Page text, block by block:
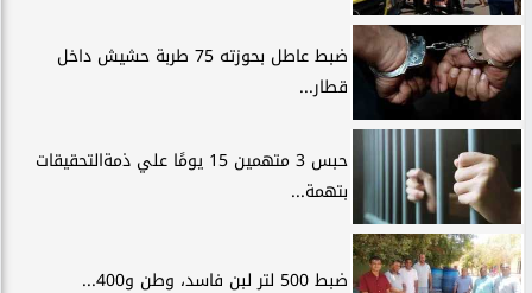
ضبط عاطل بحوزته 75 طربة حشيش داخل
قطار...
حبس 3 متهمين 15 يومًا علي ذمةالتحقيقات
بتهمة...
ضبط 500 لتر لبن فاسد، وطن و400...